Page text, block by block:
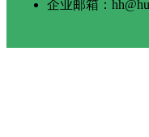
企业邮箱：